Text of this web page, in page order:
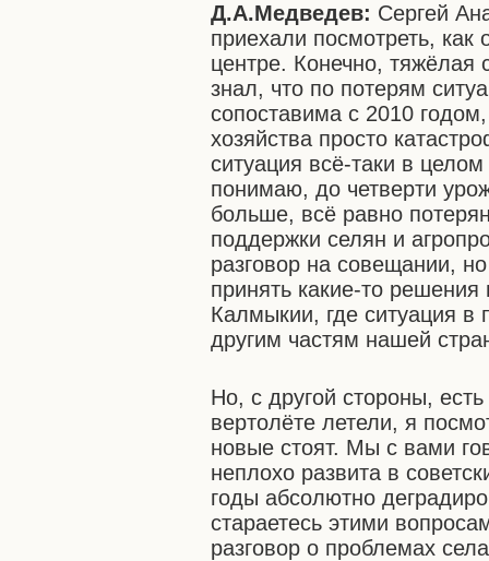
Д.А.Медведев: Сергей
приехали посмотреть,
центре. Конечно, тяжёлая
знал, что по потерям
сопоставима с 2010
хозяйства просто
ситуация всё-таки в
понимаю, до четверти
больше, всё равно
поддержки селян и
разговор на совещании,
принять какие-то
Калмыкии, где ситуация
другим частям нашей
Но, с другой стороны,
вертолёте летели, я
новые стоят. Мы с вами
неплохо развита в
годы абсолютно
стараетесь этими
разговор о проблемах